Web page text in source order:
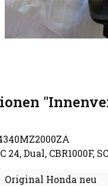
24, Dual, CBR1000F,
Original Honda neu